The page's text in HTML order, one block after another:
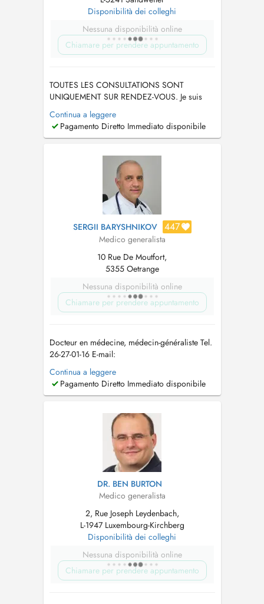
Disponibilità dei colleghi
Nessuna disponibilità online
Chiamare per prendere appuntamento
TOUTES LES CONSULTATIONS SONT
UNIQUEMENT SUR RENDEZ-VOUS. Je suis
absente du7 au 16 août et du 21 au 27
septembre 2026. Ech sinn net do vum 7. bis
dem 16. August an vum 21. bis dem 27
Continua a leggere
Pagamento Diretto Immediato disponibile
SERGII BARYSHNIKOV 447
Medico generalista
10 Rue De Moutfort,
5355 Oetrange
Nessuna disponibilità online
Chiamare per prendere appuntamento
Docteur en médecine, médecin-généraliste Tel.
26-27-01-16 E-mail:
allgemeinmediziner_lux@outlook.com
meiner Praxis biete ich eine umfassende
medizinische Betreuung im Bereich der
individuellen Versorgung, die sowohl
körperliche als auch psychis...
Continua a leggere
Pagamento Diretto Immediato disponibile
DR. BEN BURTON
Medico generalista
2, Rue Joseph Leydenbach,
L-1947 Luxembourg-Kirchberg
Disponibilità dei colleghi
Nessuna disponibilità online
Chiamare per prendere appuntamento